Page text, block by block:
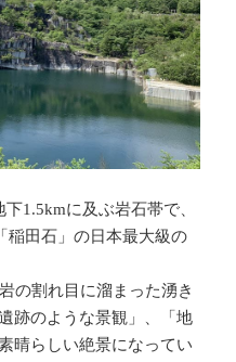
1.5kmに及ぶ岩石帯で、
稲田石」の日本最大級の
の割れ目に溜まった湧き
跡のような景観」、「地
晴らしい絶景になってい